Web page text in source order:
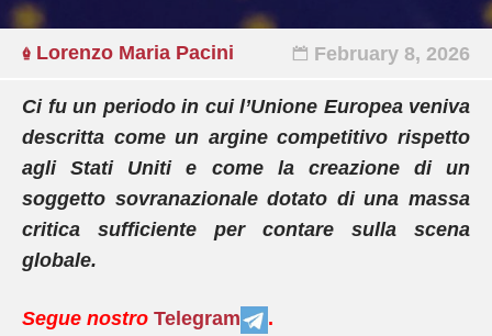
Lorenzo Maria Pacini February 8, 2026
Ci fu un periodo in cui l’Unione Europea veniva
descritta come un argine competitivo rispetto
agli Stati Uniti e come la creazione di un
soggetto sovranazionale dotato di una massa
critica sufficiente per contare sulla scena
globale.
Segue nostro Telegram .